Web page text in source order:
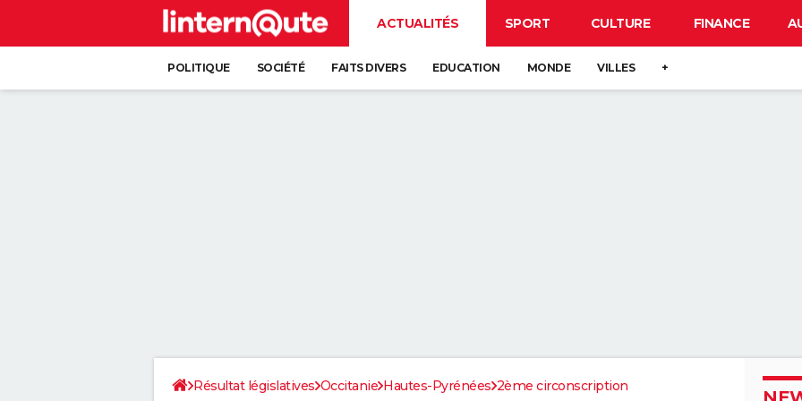
ACTUALITÉS SPORT CULTURE FINANCE
POLITIQUE SOCIÉTÉ FAITS DIVERS EDUCATION MONDE VILLES +
Résultat législatives Occitanie Hautes-Pyrénées 2ème circonscription